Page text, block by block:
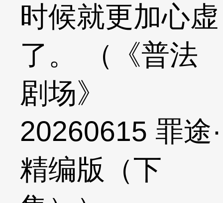
时候就更加心虚
了。 （《普法
剧场》
20260615 罪途·
精编版（下